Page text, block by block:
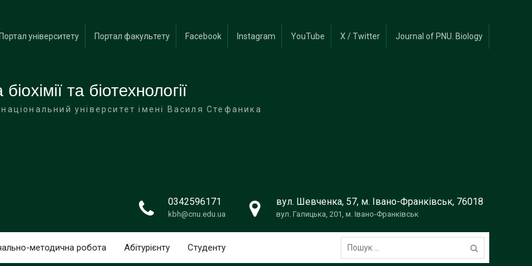
Портал університету Портал факультету Facebook Instagram YouTube X / Twitter Journal of PNU. Biology
та біотехнології
університет імені Василя Стефаника
0342596171
kbh@cnu.edu.ua
вул. Шевченка, 57, м. Івано-Франківськ, 76018
вул. Галицька, 201, м. Івано-Франківськ
методична робота Абітурієнту Студенту
Пошук: